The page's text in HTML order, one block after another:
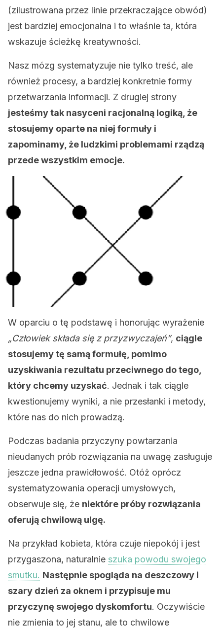
(zilustrowana przez linie przekraczające obwód)
jest bardziej emocjonalna i to właśnie ta, która
wskazuje ścieżkę kreatywności.
Nasz mózg systematyzuje nie tylko treść, ale
również procesy, a bardziej konkretnie formy
przetwarzania informacji. Z drugiej strony
jesteśmy tak nasyceni racjonalną logiką, że
stosujemy oparte na niej formuły i
zapominamy, że ludzkimi problemami rządzą
przede wszystkim emocje.
W oparciu o tę podstawę i honorując wyrażenie
„Człowiek składa się z przyzwyczajeń”, ciągle
stosujemy tę samą formułę, pomimo
uzyskiwania rezultatu przeciwnego do tego,
który chcemy uzyskać. Jednak i tak ciągle
kwestionujemy wyniki, a nie przesłanki i metody,
które nas do nich prowadzą.
Podczas badania przyczyny powtarzania
nieudanych prób rozwiązania na uwagę zasługuje
jeszcze jedna prawidłowość. Otóż oprócz
systematyzowania operacji umysłowych,
obserwuje się, że niektóre próby rozwiązania
oferują chwilową ulgę.
Na przykład kobieta, która czuje niepokój i jest
przygaszona, naturalnie szuka powodu swojego
smutku. Następnie spogląda na deszczowy i
szary dzień za oknem i przypisuje mu
przyczynę swojego dyskomfortu. Oczywiście
nie zmienia to jej stanu, ale to chwilowe